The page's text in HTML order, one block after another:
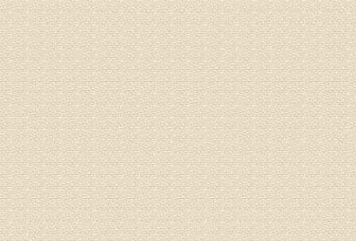
治疗方
由于我
病情描
梁断裂
姓名：
病情描